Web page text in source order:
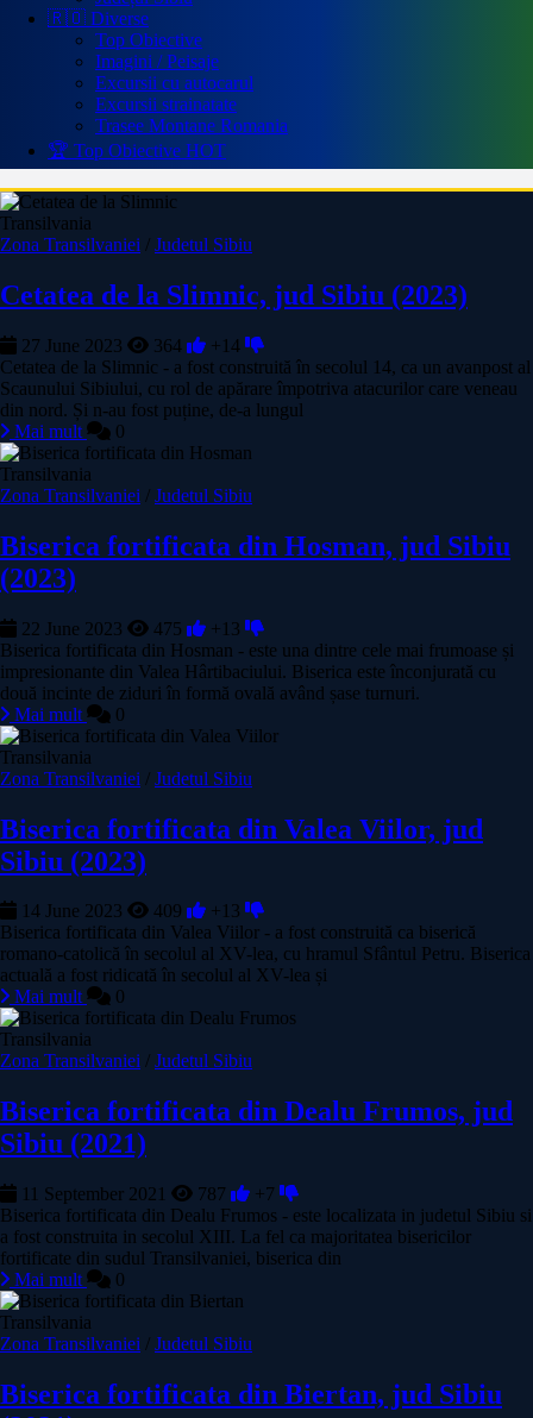
🇷🇴 Diverse
Top Obiective
Imagini / Peisaje
Excursii cu autocarul
Excursii strainatate
Trasee Montane Romania
🏆 Top Obiective HOT
Transilvania
Zona Transilvaniei / Judetul Sibiu
Cetatea de la Slimnic, jud Sibiu (2023)
27 June 2023 364
+14
Cetatea de la Slimnic - a fost construită în secolul 14, ca un avanpost al
Scaunului Sibiului, cu rol de apărare împotriva atacurilor care veneau
din nord. Și n-au fost puține, de-a lungul
Mai mult
0
Transilvania
Zona Transilvaniei / Judetul Sibiu
Biserica fortificata din Hosman, jud Sibiu
(2023)
22 June 2023 475
+13
Biserica fortificata din Hosman - este una dintre cele mai frumoase și
impresionante din Valea Hârtibaciului. Biserica este înconjurată cu
două incinte de ziduri în formă ovală având șase turnuri.
Mai mult
0
Transilvania
Zona Transilvaniei / Judetul Sibiu
Biserica fortificata din Valea Viilor, jud
Sibiu (2023)
14 June 2023 409
+13
Biserica fortificata din Valea Viilor - a fost construită ca biserică
romano-catolică în secolul al XV-lea, cu hramul Sfântul Petru. Biserica
actuală a fost ridicată în secolul al XV-lea și
Mai mult
0
Transilvania
Zona Transilvaniei / Judetul Sibiu
Biserica fortificata din Dealu Frumos, jud
Sibiu (2021)
11 September 2021 787
+7
Biserica fortificata din Dealu Frumos - este localizata in judetul Sibiu si
a fost construita in secolul XIII. La fel ca majoritatea bisericilor
fortificate din sudul Transilvaniei, biserica din
Mai mult
0
Transilvania
Zona Transilvaniei / Judetul Sibiu
Biserica fortificata din Biertan, jud Sibiu